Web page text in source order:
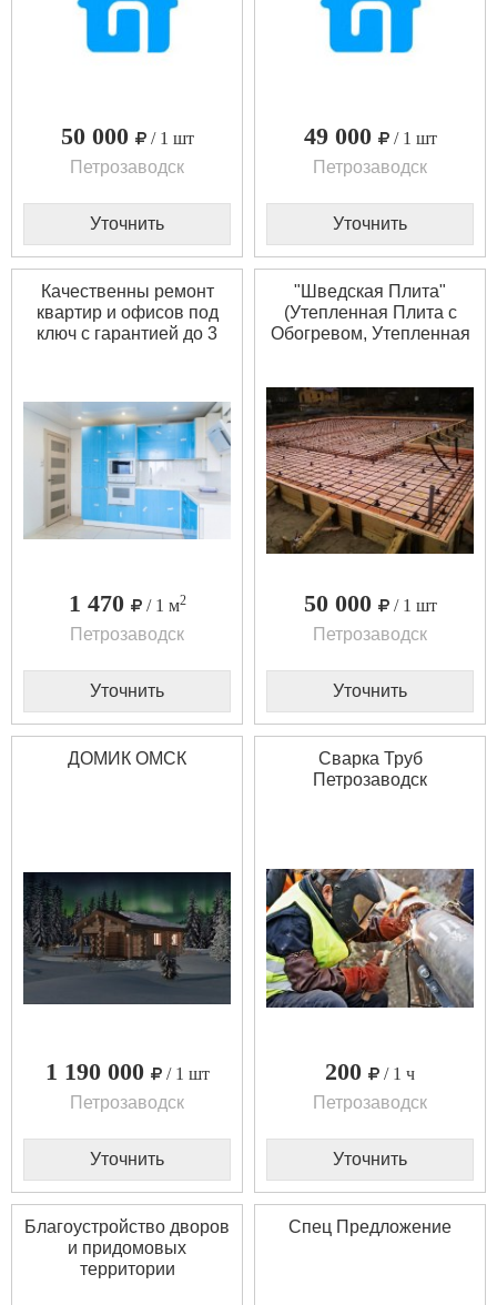
50 000
/ 1 шт
Петрозаводск
Уточнить
49 000
/ 1 шт
Петрозаводск
Уточнить
Качественны ремонт
квартир и офисов под
ключ с гарантией до 3
1 470 / 1 м2
Петрозаводск
Уточнить
"Шведская Плита"
(Утепленная Плита с
Обогревом, Утепленная
50 000
/ 1 шт
Петрозаводск
Уточнить
ДОМИК ОМСК
1 190 000
/ 1 шт
Петрозаводск
Уточнить
Сварка Труб
Петрозаводск
200
/ 1 ч
Петрозаводск
Уточнить
Благоустройство дворов
и придомовых
территории
Спец Предложение